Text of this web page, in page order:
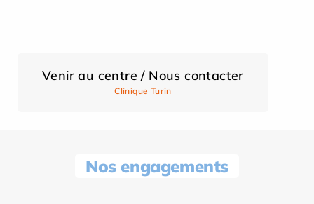
Venir au centre / Nous contacter
Clinique Turin
Nos engagements